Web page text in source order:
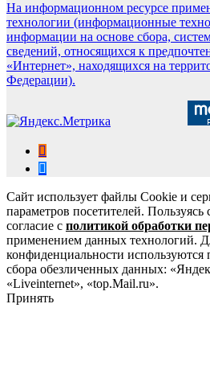
На информационном ресурсе
технологии (информационные
информации на основе сбора,
сведений, относящихся к
«Интернет», находящихся на
Федерации).
Сайт использует файлы Cookie и
параметров посетителей.
согласие с политикой обработки
применением данных технологий.
конфиденциальности используются
сбора обезличенных данных:
«Liveinternet», «top.Mail.ru».
Принять